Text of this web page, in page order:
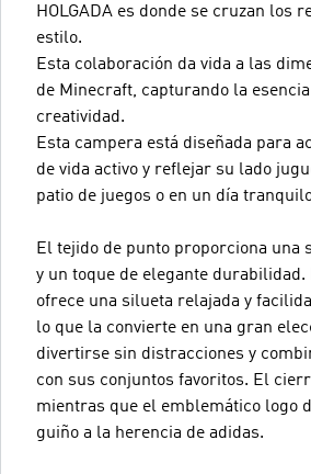
HOLGADA es donde se cruzan los
estilo.
Esta colaboración da vida a las
de Minecraft, capturando la
creatividad.
Esta campera está diseñada para
de vida activo y reflejar su lado
patio de juegos o en un día
El tejido de punto proporciona una
y un toque de elegante
ofrece una silueta relajada y
lo que la convierte en una gran
divertirse sin distracciones y
con sus conjuntos favoritos. El
mientras que el emblemático logo
guiño a la herencia de adidas.